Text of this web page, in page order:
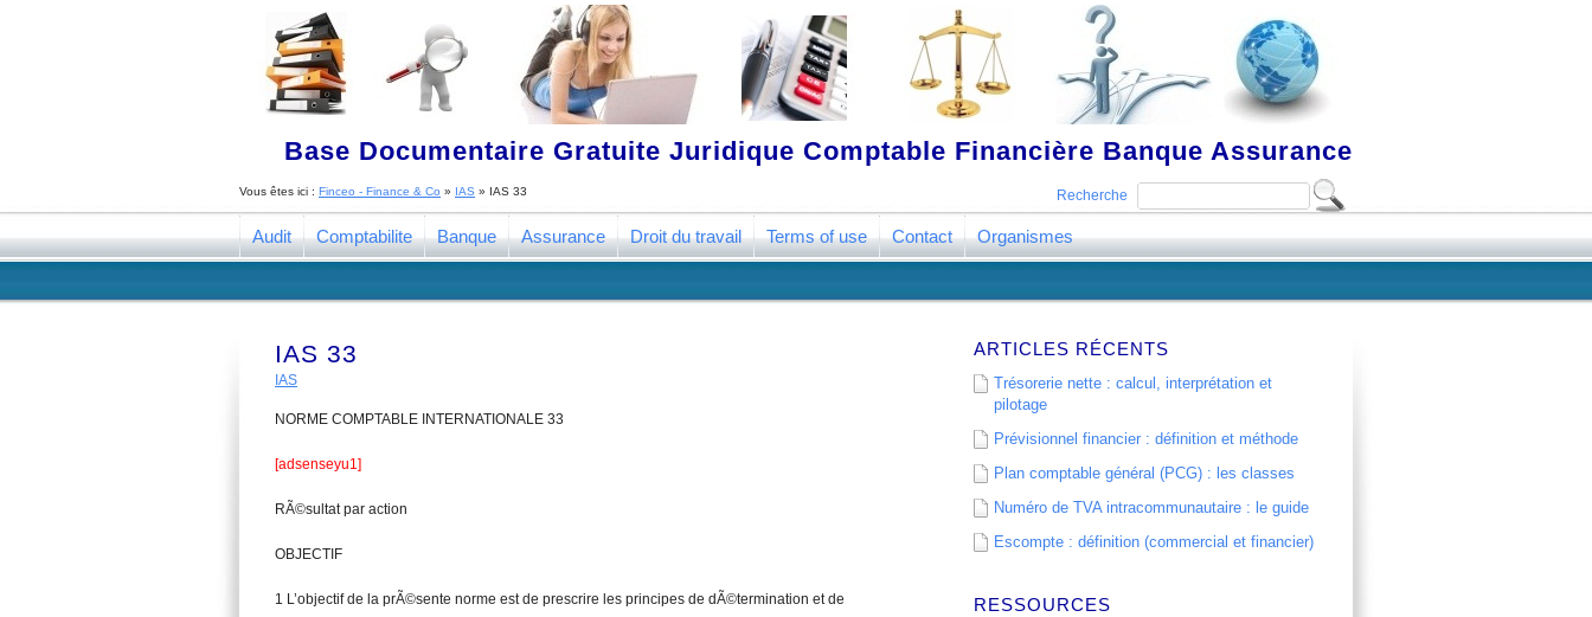
Base Documentaire Gratuite Juridique Comptable Financière Banque Assurance
Recherche
Vous êtes ici : Finceo - Finance & Co » IAS » IAS 33
Audit Comptabilite Banque Assurance Droit du travail Terms of use Contact Organismes
IAS 33
IAS
NORME COMPTABLE INTERNATIONALE 33
[adsenseyu1]
RÃ©sultat par action
OBJECTIF
1 L’objectif de la prÃ©sente norme est de prescrire les principes de dÃ©termination et de
ARTICLES RÉCENTS
Trésorerie nette : calcul, interprétation et
pilotage
Prévisionnel financier : définition et méthode
Plan comptable général (PCG) : les classes
Numéro de TVA intracommunautaire : le guide
Escompte : définition (commercial et financier)
RESSOURCES